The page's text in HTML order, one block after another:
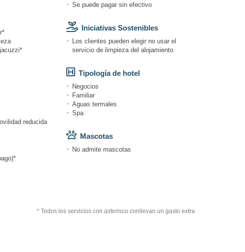
reducida
Se puede pagar sin efectivo
Iniciativas Sostenibles
Los clientes pueden elegir no usar el
servicio de limpieza del alojamiento
Tipología de hotel
Negocios
Familiar
Aguas termales
Spa
Mascotas
No admite mascotas
* Todos los servicios con asterisco conllevan un gasto extra